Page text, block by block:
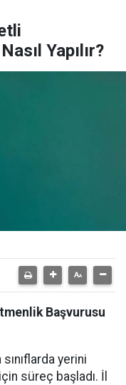
Yapılır?
Başvurusu
yerini
süreç başladı. İl